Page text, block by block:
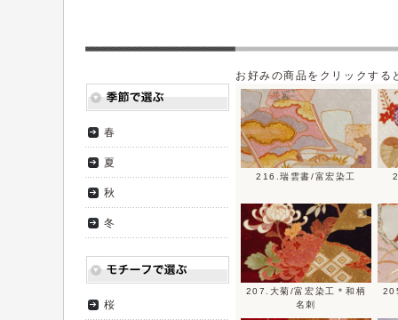
お好みの商品をクリックす
216.瑞雲書/富宏染工
207.大菊/富宏染工＊和柄
名刺
春
夏
秋
冬
桜